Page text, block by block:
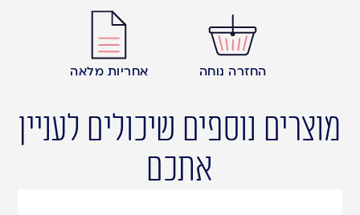
החזרה נוחה אחריות מלאה
מוצרים נוספים שיכולים לעניין
אתכם